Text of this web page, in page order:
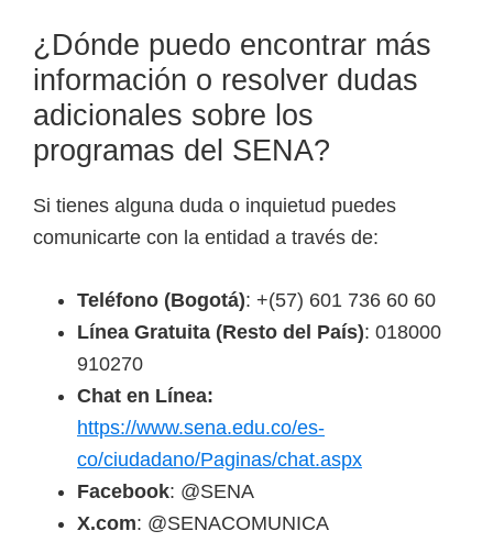
¿Dónde puedo encontrar más
información o resolver dudas
adicionales sobre los
programas del SENA?
Si tienes alguna duda o inquietud puedes
comunicarte con la entidad a través de:
Teléfono (Bogotá): +(57) 601 736 60 60
Línea Gratuita (Resto del País): 018000
910270
Chat en Línea:
https://www.sena.edu.co/es-
co/ciudadano/Paginas/chat.aspx
Facebook: @SENA
X.com: @SENACOMUNICA